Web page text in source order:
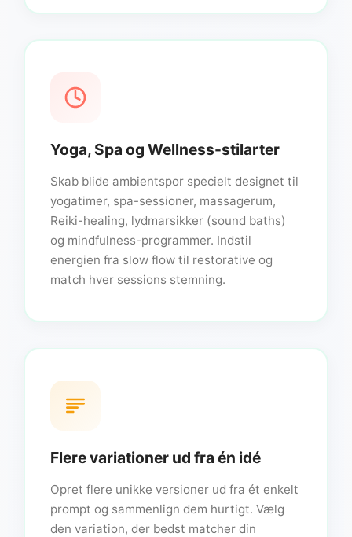
Yoga, Spa og Wellness-stilarter
Skab blide ambientspor specielt designet til
yogatimer, spa-sessioner, massagerum,
Reiki-healing, lydmarsikker (sound baths)
og mindfulness-programmer. Indstil
energien fra slow flow til restorative og
match hver sessions stemning.
Flere variationer ud fra én idé
Opret flere unikke versioner ud fra ét enkelt
prompt og sammenlign dem hurtigt. Vælg
den variation, der bedst matcher din